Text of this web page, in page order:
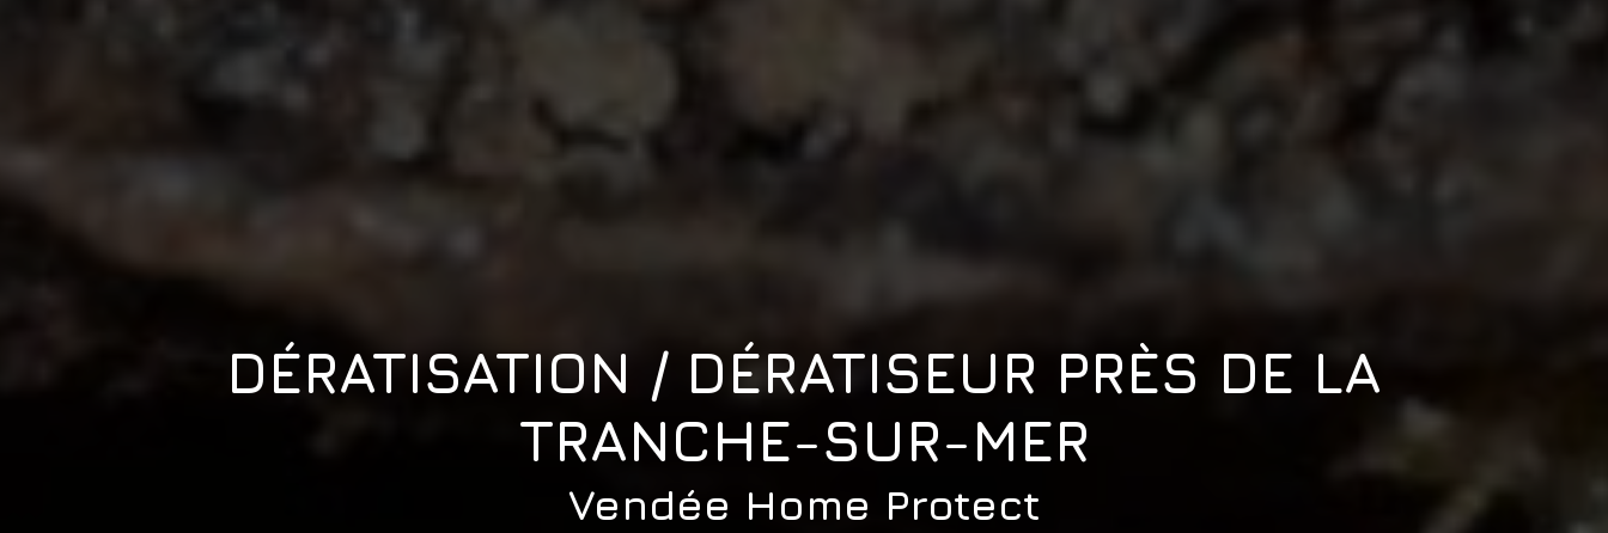
DÉRATISATION / DÉRATISEUR PRÈS DE LA
TRANCHE-SUR-MER
Vendée Home Protect